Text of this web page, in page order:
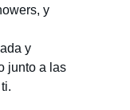
y
y
junto a las